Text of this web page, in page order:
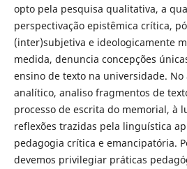
opto pela pesquisa qualitativa, a
perspectivação epistêmica crítica,
(inter)subjetiva e ideologicamente
medida, denuncia concepções
ensino de texto na universidade.
analítico, analiso fragmentos de
processo de escrita do memorial, à
reflexões trazidas pela linguística
pedagogia crítica e emancipatória.
devemos privilegiar práticas